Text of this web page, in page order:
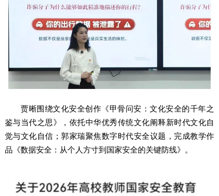
贾晰围绕文化安全创作《甲骨问安：文化安全的千年之
鉴与当代之思》，依托中华优秀传统文化阐释新时代文化自
觉与文化自信；郭家瑞聚焦数字时代安全议题，完成教学作
品《数据安全：从个人方寸到国家安全的关键防线》。